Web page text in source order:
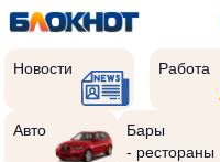
Новости Работа
Авто
Бары
- рестораны